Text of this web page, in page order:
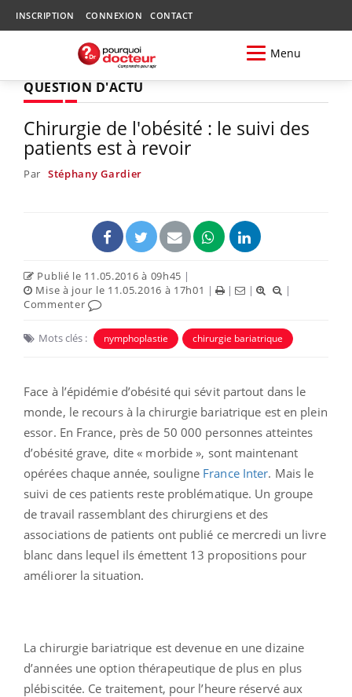
INSCRIPTION CONNEXION CONTACT
Menu
QUESTION D'ACTU
Chirurgie de l'obésité : le suivi des
patients est à revoir
Par Stéphany Gardier
Publié le 11.05.2016 à 09h45 |
Mise à jour le 11.05.2016 à 17h01 | | |
|
Commenter
Mots clés : nymphoplastie chirurgie bariatrique
Face à l’épidémie d’obésité qui sévit partout dans le
monde, le recours à la chirurgie bariatrique est en plein
essor. En France, près de 50 000 personnes atteintes
d’obésité grave, dite « morbide », sont maintenant
opérées chaque année, souligne France Inter. Mais le
suivi de ces patients reste problématique. Un groupe
de travail rassemblant des chirurgiens et des
associations de patients ont publié ce mercredi un livre
blanc dans lequel ils émettent 13 propositions pour
améliorer la situation.
La chirurgie bariatrique est devenue en une dizaine
d’années une option thérapeutique de plus en plus
plébiscitée. Ce traitement, pour l’heure réservé aux